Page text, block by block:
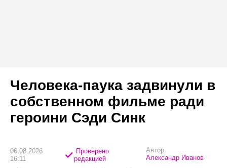
Человека-паука задвинули в
собственном фильме ради
героини Сэди Синк
06.08.2026
16:11
Проверено
редакцией
Автор:
Александр Иванов